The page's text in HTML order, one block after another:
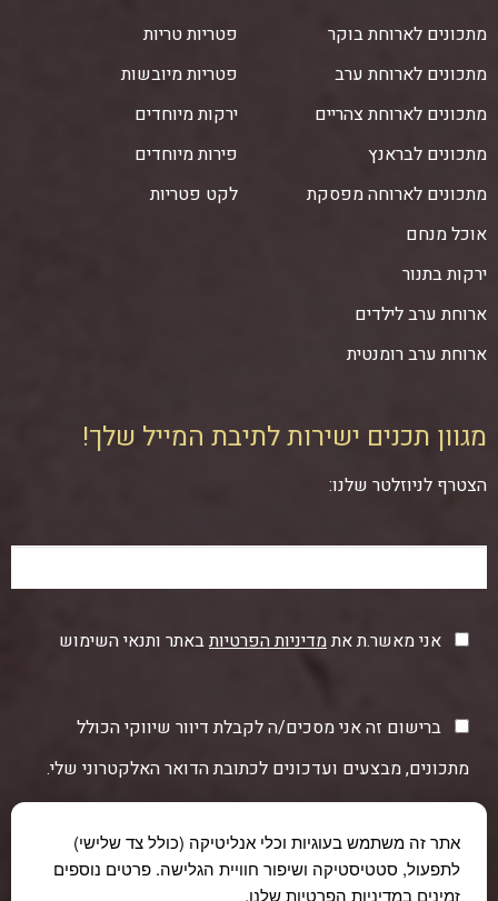
מתכונים לארוחת בוקר
מתכונים לארוחת ערב
מתכונים לארוחת צהריים
מתכונים לבראנץ
מתכונים לארוחה מפסקת
אוכל מנחם
ירקות בתנור
ארוחת ערב לילדים
ארוחת ערב רומנטית
פטריות טריות
פטריות מיובשות
ירקות מיוחדים
פירות מיוחדים
לקט פטריות
מגוון תכנים ישירות לתיבת המייל שלך!
הצטרף לניוזלטר שלנו:
אני מאשר.ת אתמדיניות הפרטיותבאתר ותנאי השימוש
ברישום זה אני מסכים/ה לקבלת דיוור שיווקי הכולל
מתכונים, מבצעים ועדכונים לכתובת הדואר האלקטרוני שלי.
אתר זה משתמש בעוגיות וכלי אנליטיקה (כולל צד שלישי)
לתפעול, סטטיסטיקה ושיפור חוויית הגלישה. פרטים נוספים
זמינים במדיניות הפרטיות שלנו.